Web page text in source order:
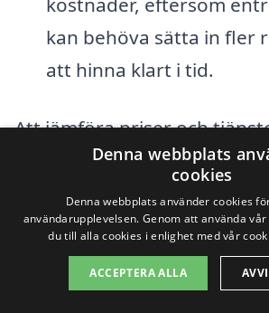
kan behöva sätta in fler
att hinna klart i tid.
Att jämföra priser och
totalentreprenad i
därför en smart strategi.
använda en plattform som
totalentreprenad-pris.se
offerter från flera olika
Denna webbplats
cookies
Denna webbplats använder cookies
användarupplevelsen. Genom att använda
du till alla cookies i enlighet med vår
ACCEPTERA ALLA